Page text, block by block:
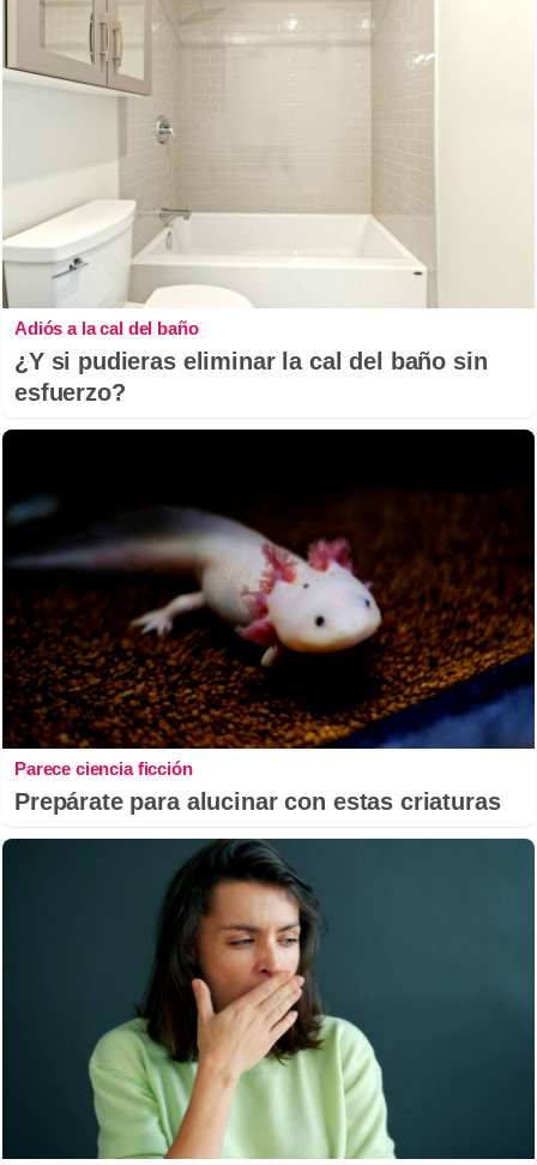
Adiós a la cal del baño
¿Y si pudieras eliminar la cal del baño sin
esfuerzo?
Parece ciencia ficción
Prepárate para alucinar con estas criaturas